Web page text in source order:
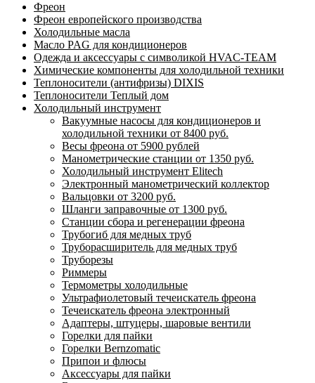
Фреон
Фреон европейского производства
Холодильные масла
Масло PAG для кондиционеров
Одежда и аксессуары с символикой HVAC-TEAM
Химические компоненты для холодильной техники
Теплоносители (антифризы) DIXIS
Теплоносители Теплый дом
Холодильный инструмент
Вакуумные насосы для кондиционеров и
холодильной техники от 8400 руб.
Весы фреона от 5900 рублей
Манометрические станции от 1350 руб.
Холодильный инструмент Elitech
Электронный манометрический коллектор
Вальцовки от 3200 руб.
Шланги заправочные от 1300 руб.
Станции сбора и регенерации фреона
Трубогиб для медных труб
Труборасширитель для медных труб
Труборезы
Риммеры
Термометры холодильные
Ультрафиолетовый течеискатель фреона
Течеискатель фреона электронный
Адаптеры, штуцеры, шаровые вентили
Горелки для пайки
Горелки Bernzomatic
Припои и флюсы
Аксессуары для пайки